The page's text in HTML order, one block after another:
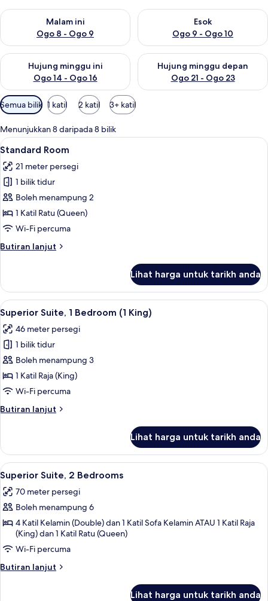
Malam ini
Ogo 8 - Ogo 9
Semak ketersediaan untuk malam ini Ogo 8 - Ogo 9
Esok
Ogo 9 - Ogo 10
Semak ketersediaan untuk
Hujung minggu ini
Ogo 14 - Ogo 16
Semak ketersediaan untuk hujung minggu ini Ogo 14 - Ogo 16
Hujung minggu depan
Ogo 21 - Ogo 23
Semak ketersediaan untuk
Penapis
yang
tersedia
untuk
bilik
Semua bilik 1 katil 2 katil 3+ katil
Menunjukkan 8 daripada 8 bilik
Lihat
semua
foto
untuk
Standard
Room
Standard Room | Peralatan tempat
6
Standard Room
21 meter persegi
1 bilik tidur
Boleh menampung 2
1 Katil Ratu (Queen)
Wi-Fi percuma
Butiran lanjut
Butiran
Room
Lihat harga untuk tarikh anda
Lihat
semua
foto
untuk
Superior
Suite,
1
(1
Superior Suite, 1 Bedroom (1 King) |
8
Superior Suite, 1 Bedroom (1 King)
46 meter persegi
1 bilik tidur
Boleh menampung 3
1 Katil Raja (King)
Wi-Fi percuma
Butiran lanjut
Butiran
Suite,
Bedroom
King)
Lihat harga untuk tarikh anda
Lihat
semua
foto
untuk
Superior
Suite,
2
Bedrooms
Superior Suite, 2 Bedrooms | Ruang
12
Superior Suite, 2 Bedrooms
70 meter persegi
Boleh menampung 6
4 Katil Kelamin (Double) dan 1 Katil Sofa Kelamin ATAU 1 Katil Raja
(King) dan 1 Katil Ratu (Queen)
Wi-Fi percuma
Butiran lanjut
Butiran
Lihat harga untuk tarikh anda